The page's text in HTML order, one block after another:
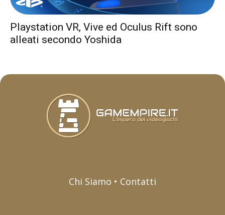
Playstation VR, Vive ed Oculus Rift sono
alleati secondo Yoshida
Chi Siamo • Contatti